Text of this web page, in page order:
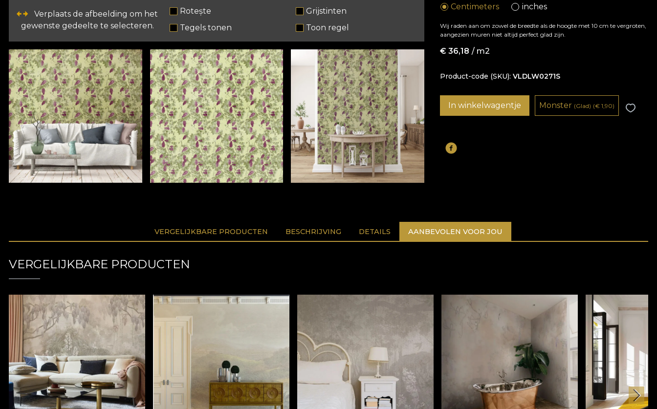
Verplaats de afbeelding om het
gewenste gedeelte te selecteren.
Rotește
Grijstinten
Tegels tonen
Toon regel
Centimeters inches
Wij raden aan om zowel de breedte als de hoogte met 10 cm te vergroten,
aangezien muren niet altijd perfect glad zijn.
€36,18 / m2
Product-code (SKU) VLDLW0271S
In winkelwagentje Monster (Glad) (€1,90)
VERGELIJKBARE PRODUCTEN BESCHRIJVING DETAILS AANBEVOLEN VOOR JOU
VERGELIJKBARE PRODUCTEN